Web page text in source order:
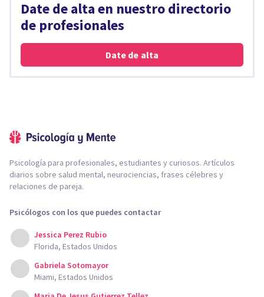
Date de alta en nuestro directorio
de profesionales
Date de alta
Psicología para profesionales, estudiantes y curiosos. Artículos
diarios sobre salud mental, neurociencias, frases célebres y
relaciones de pareja.
Psicólogos con los que puedes contactar
Jessica Perez Rubio
Florida, Estados Unidos
Gabriela Sotomayor
Miami, Estados Unidos